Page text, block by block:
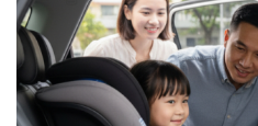
Âm nhạc
Di sản